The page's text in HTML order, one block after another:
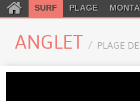
SURF PLAGE
ANGLET PLAGE